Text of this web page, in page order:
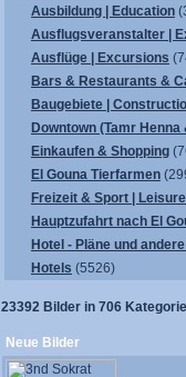
Ausbildung | Education
Ausflugsveranstalter |
Ausflüge | Excursions
Bars & Restaurants &
Baugebiete |
Downtown (Tamr
Einkaufen & Shopping
El Gouna Tierfarmen
Freizeit & Sport |
Hauptzufahrt nach El
Hotel - Pläne und
Hotels (5526)
23392 Bilder in 706
Neue Bilder